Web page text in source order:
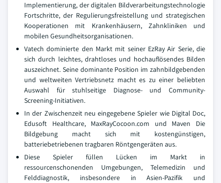
Implementierung, der digitalen Bildverarbeitungstechnologie
Fortschritte, der Regulierungsfreistellung und strategischen
Kooperationen mit Krankenhäusern, Zahnkliniken und
mobilen Gesundheitsorganisationen.
Vatech dominierte den Markt mit seiner EzRay Air Serie, die
sich durch leichtes, drahtloses und hochauflösendes Bilden
auszeichnet. Seine dominante Position im zahnbildgebenden
und weltweiten Vertriebsnetz macht es zu einer beliebten
Auswahl für stuhlseitige Diagnose- und Community-
Screening-Initiativen.
In der Zwischenzeit neu eingegebene Spieler wie Digital Doc,
Edusoft Healthcare, MaxRayCocoon.com und Maven Die
Bildgebung macht sich mit kostengünstigen,
batteriebetriebenen tragbaren Röntgengeräten aus.
Diese Spieler füllen Lücken im Markt in
ressourcenschonenden Umgebungen, Telemedizin und
Felddiagnostik, insbesondere in Asien-Pazifik und